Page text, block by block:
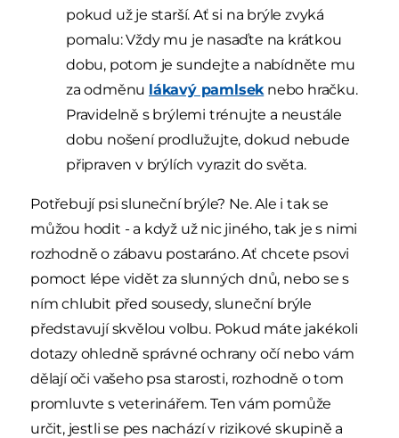
pokud už je starší. Ať si na brýle zvyká
pomalu: Vždy mu je nasaďte na krátkou
dobu, potom je sundejte a nabídněte mu
za odměnu lákavý pamlseknebo hračku.
Pravidelně s brýlemi trénujte a neustále
dobu nošení prodlužujte, dokud nebude
připraven v brýlích vyrazit do světa.
Potřebují psi sluneční brýle? Ne. Ale i tak se
můžou hodit - a když už nic jiného, tak je s nimi
rozhodně o zábavu postaráno. Ať chcete psovi
pomoct lépe vidět za slunných dnů, nebo se s
ním chlubit před sousedy, sluneční brýle
představují skvělou volbu. Pokud máte jakékoli
dotazy ohledně správné ochrany očí nebo vám
dělají oči vašeho psa starosti, rozhodně o tom
promluvte s veterinářem. Ten vám pomůže
určit, jestli se pes nachází v rizikové skupině a